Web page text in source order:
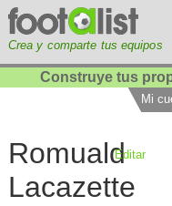
Crea y comparte tus equipos
Construye tus
Mi
Romuald
Lacazette
Editar